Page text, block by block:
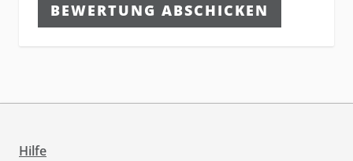
BEWERTUNG ABSCHICKEN
Hilfe